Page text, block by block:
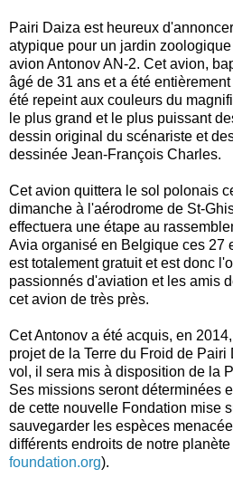
Pairi Daiza est heureux
atypique pour un jardin
avion Antonov AN-2. Cet avion,
âgé de 31 ans et a été
été repeint aux couleurs du
le plus grand et le plus puissant
dessin original du scénariste et
dessinée Jean-François Charles.
Cet avion quittera le sol polonais
dimanche à l'aérodrome de St-
effectuera une étape au
Avia organisé en Belgique ces 27
est totalement gratuit et est donc
passionnés d'aviation et les amis
cet avion de très près.
Cet Antonov a été acquis, en
projet de la Terre du Froid de
vol, il sera mis à disposition de la
Ses missions seront déterminées
de cette nouvelle Fondation mise
sauvegarder les espèces
différents endroits de notre planète
foundation.org).